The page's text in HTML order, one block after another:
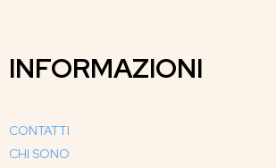
INFORMAZIONI
CONTATTI
CHI SONO